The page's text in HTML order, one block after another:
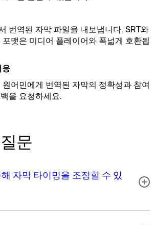
번역된 자막 파일을 내보냅니다. SRT와
맷은 미디어 플레이어와 폭넓게 호환됩
응
어민에게 번역된 자막의 정확성과 참여
을 요청하세요.
문
자막 타이밍을 조정할 수 있